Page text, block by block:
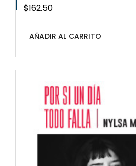
Precio
$162.50
AÑADIR AL CARRITO